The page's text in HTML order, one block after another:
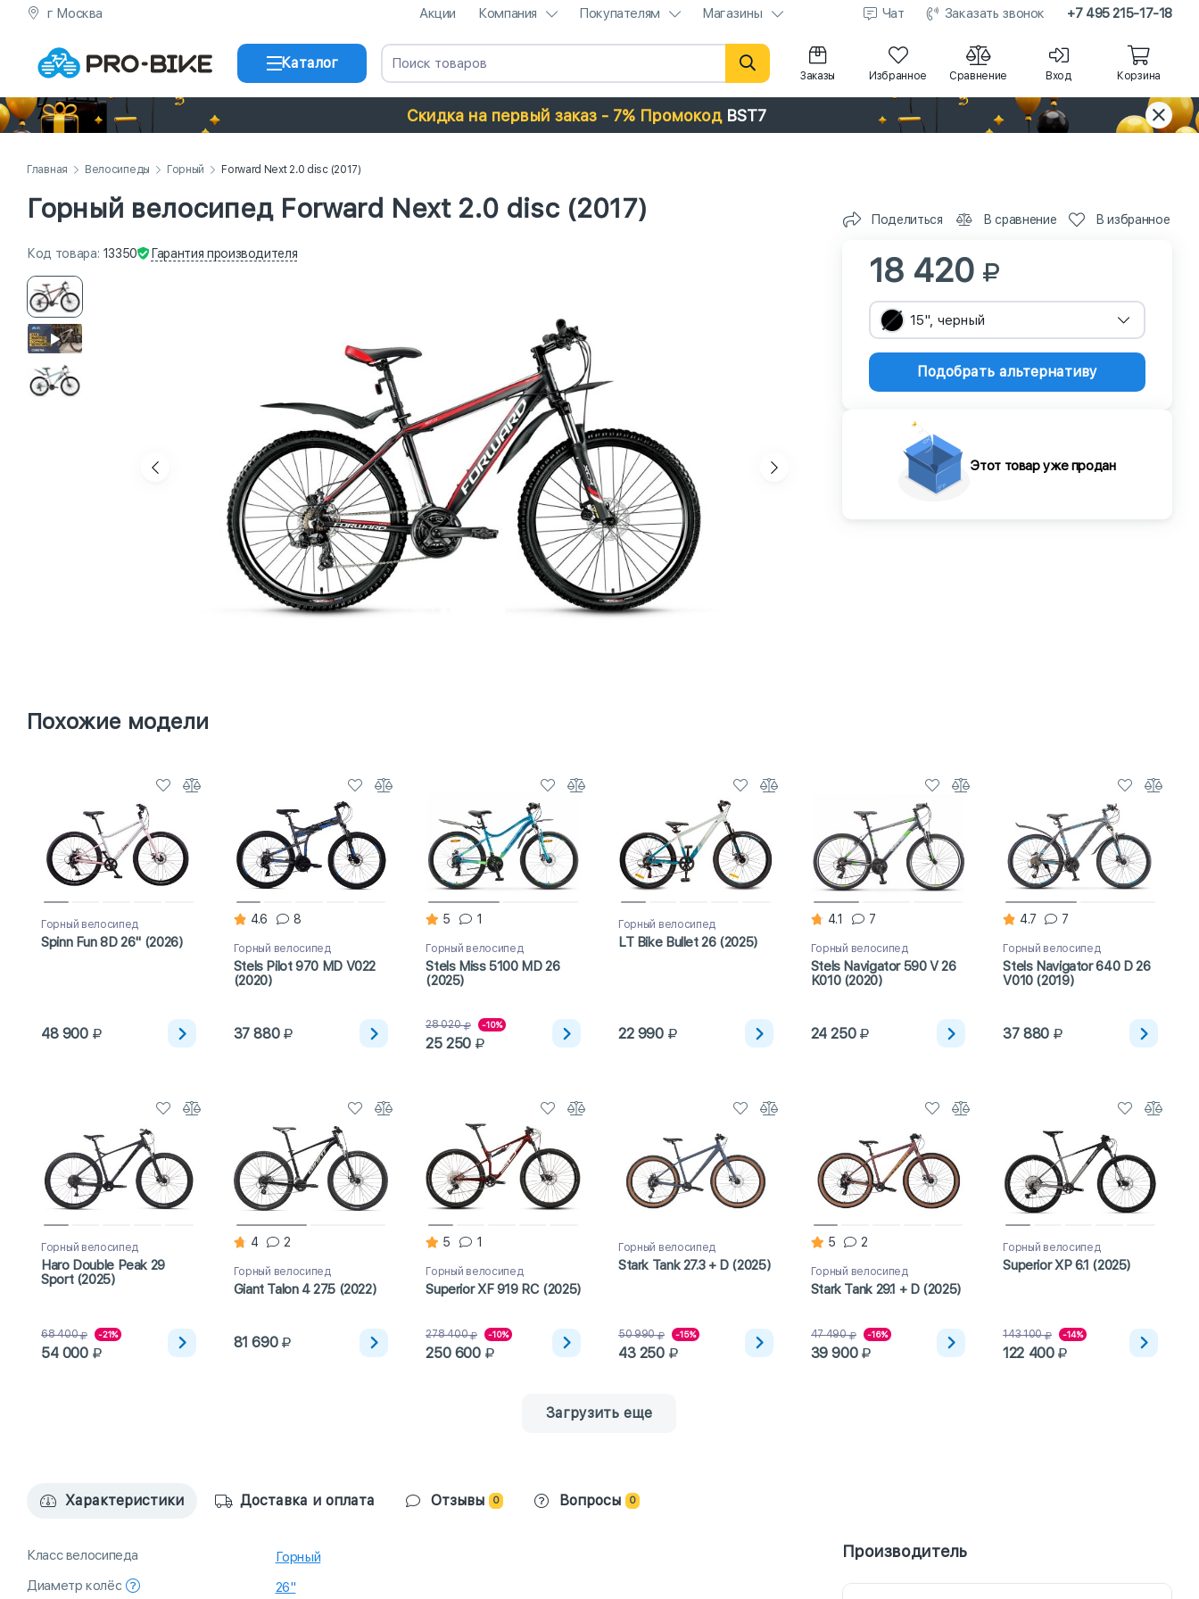
г Москва Акции Компания Покупателям Магазины Чат Заказать звонок +7 495 215-17-18
Каталог
Заказы Избранное Сравнение Вход Корзина
Скидка на первый заказ - 7% Промокод BST7
Главная Велосипеды Горный Forward Next 2.0 disc (2017)
Горный велосипед Forward Next 2.0 disc (2017) Поделиться В сравнение В избранное
Код товара: 13350 Гарантия производителя 18 420
15", черный
Подобрать альтернативу
Этот товар уже продан
Похожие модели
Горный велосипед
Spinn Fun 8D 26" (2026)
48 900
4.6 8
Горный велосипед
Stels Pilot 970 MD V022
(2020)
37 880
5 1
Горный велосипед
Stels Miss 5100 MD 26
(2025)
28 020 -10%
25 250
Горный велосипед
LT Bike Bullet 26 (2025)
22 990
4.1 7
Горный велосипед
Stels Navigator 590 V 26
K010 (2020)
24 250
4.7 7
Горный велосипед
Stels Navigator 640 D 26
V010 (2019)
37 880
Горный велосипед
Haro Double Peak 29
Sport (2025)
68 400 -21%
54 000
4 2
Горный велосипед
Giant Talon 4 27.5 (2022)
81 690
5 1
Горный велосипед
Superior XF 919 RC (2025)
278 400 -10%
250 600
Горный велосипед
Stark Tank 27.3 + D (2025)
50 990 -15%
43 250
5 2
Горный велосипед
Stark Tank 29.1 + D (2025)
47 490 -16%
39 900
Горный велосипед
Superior XP 6.1 (2025)
143 100 -14%
122 400
Загрузить еще
Характеристики Доставка и оплата Отзывы 0 Вопросы 0
Класс велосипеда
Горный
Диаметр колёс
26"
Производитель